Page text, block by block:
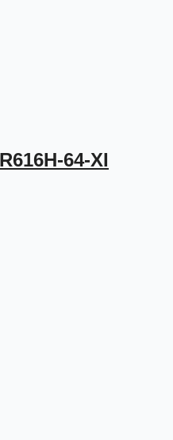
64-XI